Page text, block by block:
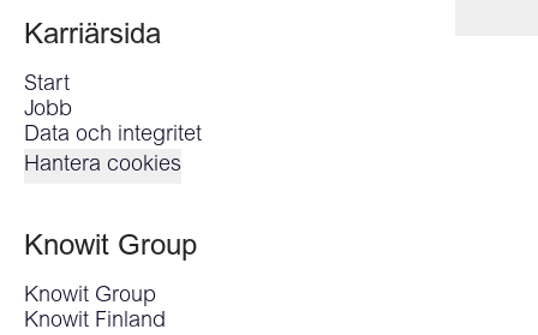
Karriärsida
Start
Jobb
Data och integritet
Hantera cookies
Knowit Group
Knowit Group
Knowit Finland